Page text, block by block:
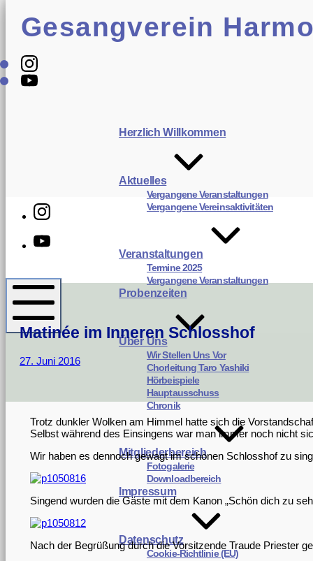
Harmonie
Gomaringen
Gesangverein
Instagram
Youtube
Herzlich Willkommen
Aktuelles
Vergangene Veranstaltungen
Vergangene Vereinsaktivitäten
Veranstaltungen
Termine 2025
Vergangene Veranstaltungen
Probenzeiten
Über Uns
Wir Stellen Uns Vor
Chorleitung Taro Yashiki
Hörbeispiele
Hauptausschuss
Chronik
Mitgliederbereich
Fotogalerie
Downloadbereich
Impressum
Datenschutz
Cookie-Richtlinie (EU)
Gomaringen
Mobile
Matinée im Inneren Schlosshof
27. Juni 201611.
Trotz dunkler Wolken am Himmel hatte sich die
Selbst während des Einsingens war man immer noch nicht
Wir haben es dennoch gewagt im schönen Schlosshof zu
Singend wurden die Gäste mit dem Kanon „Schön dich zu
Nach der Begrüßung durch die Vorsitzende Traude Priester